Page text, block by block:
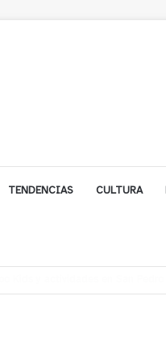
TENDENCIAS CULTURA